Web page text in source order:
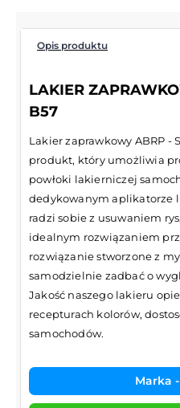
Opis produktu
LAKIER
B57
Lakier zaprawkowy ABRP -
produkt, który umożliwia
powłoki lakierniczej
dedykowanym aplikatorze
radzi sobie z usuwaniem
idealnym rozwiązaniem
rozwiązanie stworzone z
samodzielnie zadbać o
Jakość naszego lakieru
recepturach kolorów,
samochodów.
Marka